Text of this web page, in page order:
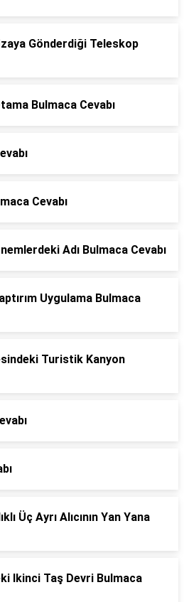
Gönderdiği Teleskop
Bulmaca Cevabı
Cevabı
Adı Bulmaca Cevabı
Uygulama Bulmaca
Turistik Kanyon
Üç Ayrı Alıcının Yan Yana
Ikinci Taş Devri Bulmaca